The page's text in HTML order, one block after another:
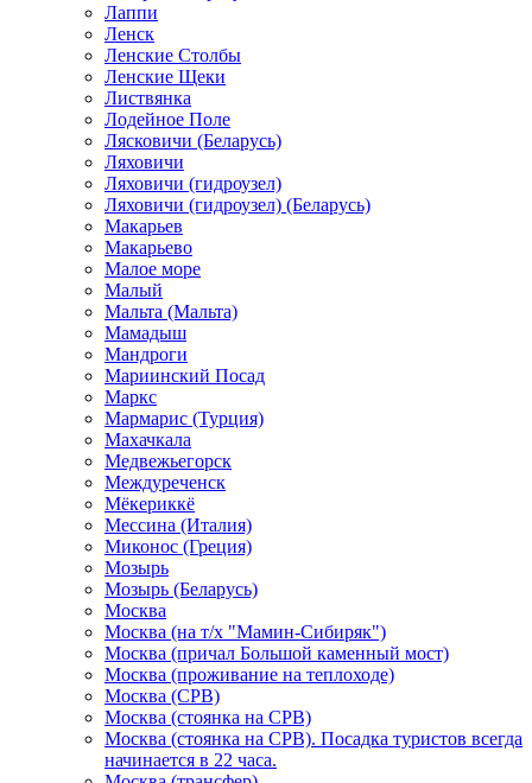
Лаппи
Ленск
Ленские Столбы
Ленские Щеки
Листвянка
Лодейное Поле
Лясковичи (Беларусь)
Ляховичи
Ляховичи (гидроузел)
Ляховичи (гидроузел) (Беларусь)
Макарьев
Макарьево
Малое море
Малый
Мальта (Мальта)
Мамадыш
Мандроги
Мариинский Посад
Маркс
Мармарис (Турция)
Махачкала
Медвежьегорск
Междуреченск
Мёкериккё
Мессина (Италия)
Миконос (Греция)
Мозырь
Мозырь (Беларусь)
Москва
Москва (на т/х "Мамин-Сибиряк")
Москва (причал Большой каменный мост)
Москва (проживание на теплоходе)
Москва (СРВ)
Москва (стоянка на СРВ)
Москва (стоянка на СРВ). Посадка туристов всегда
начинается в 22 часа.